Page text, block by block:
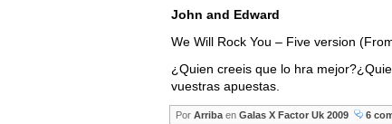
John and Edward
We Will Rock You – Five version
¿Quien creeis que lo hra
vuestras apuestas.
Por Arriba en Galas X Factor Uk 2009 6